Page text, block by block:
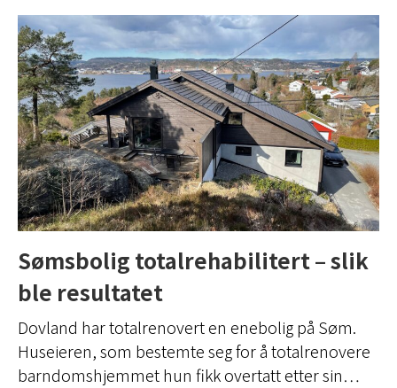
Sømsbolig totalrehabilitert – slik
ble resultatet
Dovland har totalrenovert en enebolig på Søm.
Huseieren, som bestemte seg for å totalrenovere
barndomshjemmet hun fikk overtatt etter sin…